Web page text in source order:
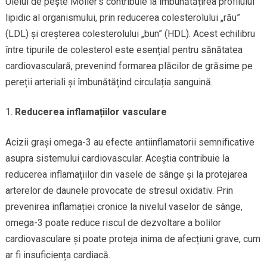
lipidic al organismului, prin reducerea colesterolului „rău”
(LDL) și creșterea colesterolului „bun” (HDL). Acest echilibru
între tipurile de colesterol este esențial pentru sănătatea
cardiovasculară, prevenind formarea plăcilor de grăsime pe
pereții arteriali și îmbunătățind circulația sanguină.
Reducerea inflamațiilor vasculare
Acizii grași omega-3 au efecte antiinflamatorii semnificative
asupra sistemului cardiovascular. Aceștia contribuie la
reducerea inflamațiilor din vasele de sânge și la protejarea
arterelor de daunele provocate de stresul oxidativ. Prin
prevenirea inflamației cronice la nivelul vaselor de sânge,
omega-3 poate reduce riscul de dezvoltare a bolilor
cardiovasculare și poate proteja inima de afecțiuni grave, cum
ar fi insuficiența cardiacă.